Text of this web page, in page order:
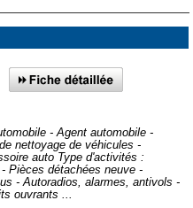
- Agent automobile -
nettoyage de véhicules -
auto Type d'activités :
Pièces détachées neuve -
- Autoradios, alarmes, antivols -
ouvrants ...